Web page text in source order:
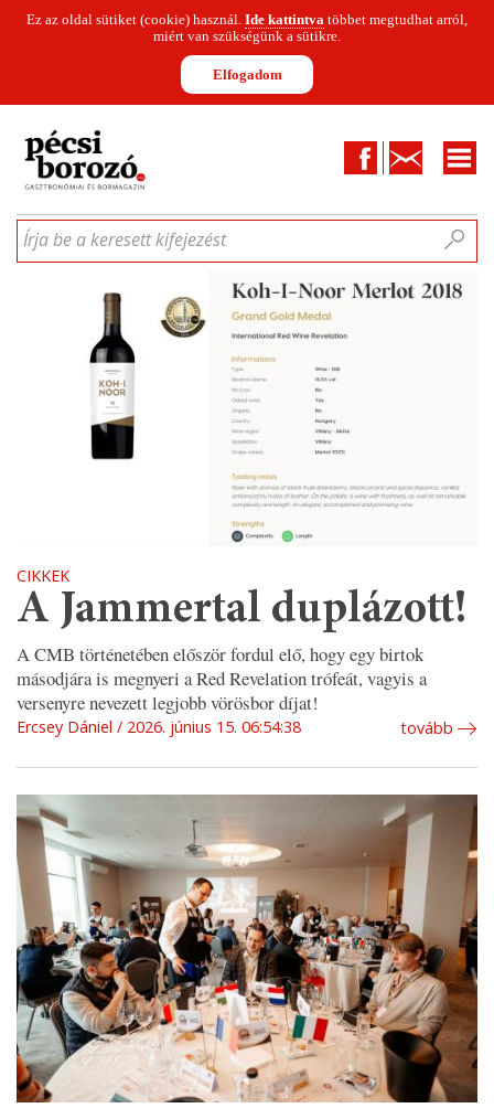
Ez az oldal sütiket (cookie) használ. Ide kattintva többet megtudhat arról,
miért van szükségünk a sütikre.
Elfogadom
FacebookKapcsolat
CIKKEKHÍREKINFOGRAFIKÁKMUNKATÁRSAKWINESOFA
Írja be a keresett kifejezést
CIKKEK
A Jammertal duplázott!
A CMB történetében először fordul elő, hogy egy birtok
másodjára is megnyeri a Red Revelation trófeát, vagyis a
versenyre nevezett legjobb vörösbor díjat!
Ercsey Dániel 2026. június 15. 06:54:38 tovább